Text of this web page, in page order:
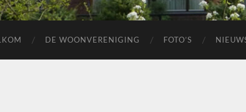
DE WOONVERENIGING FOTO’S